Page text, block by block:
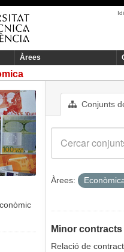
Àrees
Conjunts
Àrees:
Minor
Relació de